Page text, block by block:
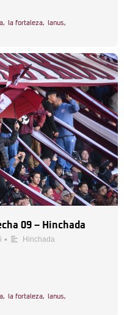
, la fortaleza, lanus,
09 – Hinchada
• Hinchada
, la fortaleza, lanus,